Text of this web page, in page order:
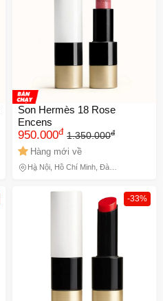
Son Hermès 18 Rose
Encens
950.000đ 1.350.000đ
Hàng mới về
Hà Nội, Hồ Chí Minh, Đà
-33%